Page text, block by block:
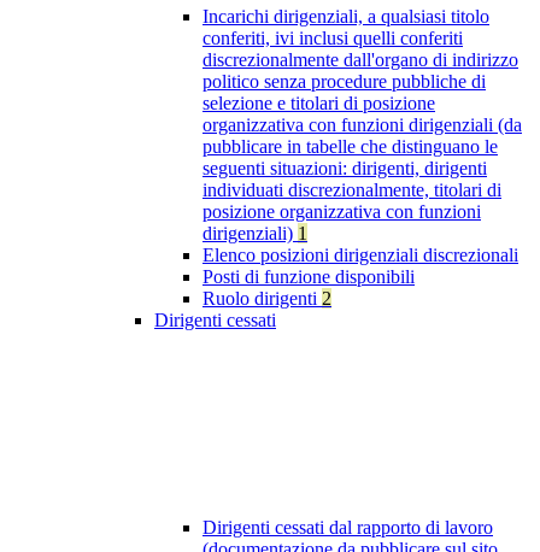
Incarichi dirigenziali, a qualsiasi titolo
conferiti, ivi inclusi quelli conferiti
discrezionalmente dall'organo di indirizzo
politico senza procedure pubbliche di
selezione e titolari di posizione
organizzativa con funzioni dirigenziali (da
pubblicare in tabelle che distinguano le
seguenti situazioni: dirigenti, dirigenti
individuati discrezionalmente, titolari di
posizione organizzativa con funzioni
dirigenziali) 1
Elenco posizioni dirigenziali discrezionali
Posti di funzione disponibili
Ruolo dirigenti 2
Dirigenti cessati
Dirigenti cessati dal rapporto di lavoro